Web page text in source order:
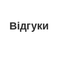
Відгуки